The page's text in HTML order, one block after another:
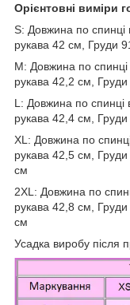
Орієнтовні виміри
S: Довжина по
рукава 42 см, Груди
M: Довжина по
рукава 42,2 см,
L: Довжина по спинці
рукава 42,4 см,
XL: Довжина по
рукава 42,5 см,
см
2XL: Довжина по
рукава 42,8 см,
см
Усадка виробу після